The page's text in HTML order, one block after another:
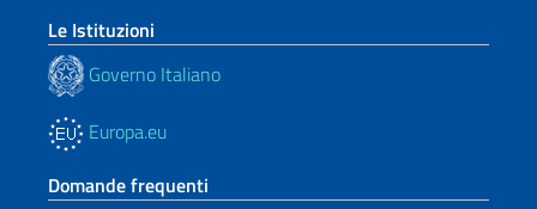
Le Istituzioni
Governo Italiano
Europa.eu
Domande frequenti